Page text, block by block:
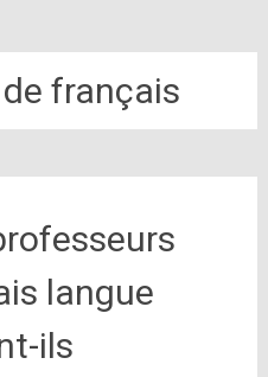
français
langue
ils